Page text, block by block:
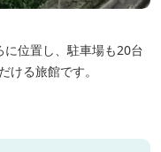
位置し、駐車場も20台
ける旅館です。